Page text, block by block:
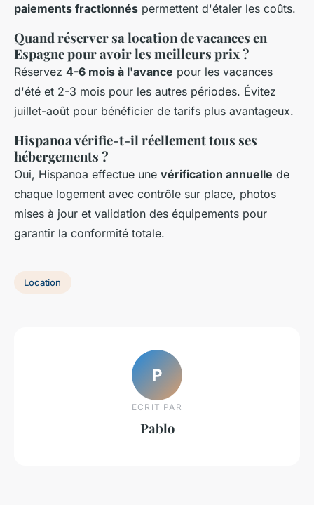
paiements fractionnés permettent d'étaler les coûts.
Quand réserver sa location de vacances en
Espagne pour avoir les meilleurs prix ?
Réservez 4-6 mois à l'avance pour les vacances
d'été et 2-3 mois pour les autres périodes. Évitez
juillet-août pour bénéficier de tarifs plus avantageux.
Hispanoa vérifie-t-il réellement tous ses
hébergements ?
Oui, Hispanoa effectue une vérification annuelle de
chaque logement avec contrôle sur place, photos
mises à jour et validation des équipements pour
garantir la conformité totale.
Location
P
ECRIT PAR
Pablo